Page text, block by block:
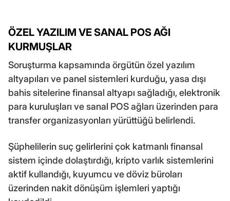
ÖZEL YAZILIM VE SANAL POS AĞI
KURMUŞLAR
Soruşturma kapsamında örgütün özel yazılım
altyapıları ve panel sistemleri kurduğu, yasa dışı
bahis sitelerine finansal altyapı sağladığı, elektronik
para kuruluşları ve sanal POS ağları üzerinden para
transfer organizasyonları yürüttüğü belirlendi.
Şüphelilerin suç gelirlerini çok katmanlı finansal
sistem içinde dolaştırdığı, kripto varlık sistemlerini
aktif kullandığı, kuyumcu ve döviz büroları
üzerinden nakit dönüşüm işlemleri yaptığı